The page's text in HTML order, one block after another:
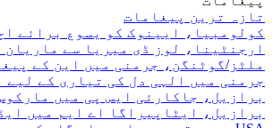
تازہ ترین پیغامات
کولومبیا، ایینوک کو یسوع برائے
ارجنٹینا، لوز ڈی میریا سے ماریان
ملٹز/گوٹنگن، جرمنی میں این کے
جرمنی میں الہی دل کی تیاری کے لیے
برازیل، جاکارئی ایس پی میں
برازیل، ایٹاپیراگا اے ایم میں